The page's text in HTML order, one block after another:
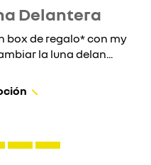
Delantera
box de regalo* con my
la luna delan...